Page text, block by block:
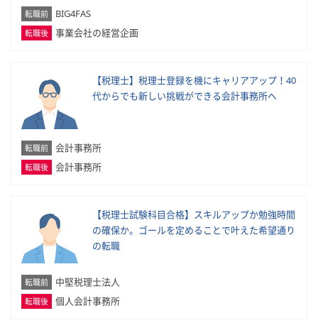
転職前 BIG4FAS
転職後 事業会社の経営企画
【税理士】税理士登録を機にキャリアアップ！40
代からでも新しい挑戦ができる会計事務所へ
転職前 会計事務所
転職後 会計事務所
【税理士試験科目合格】スキルアップか勉強時間
の確保か。ゴールを定めることで叶えた希望通り
の転職
転職前 中堅税理士法人
転職後 個人会計事務所